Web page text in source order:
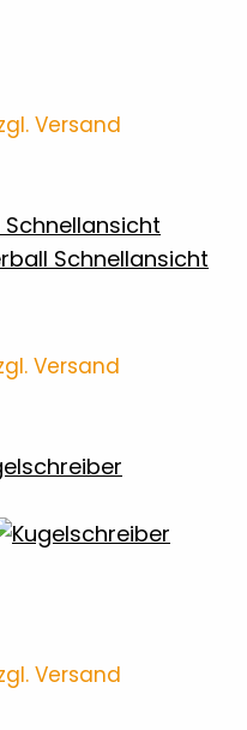
Versand
Schnellansicht
Schnellansicht
Versand
Versand